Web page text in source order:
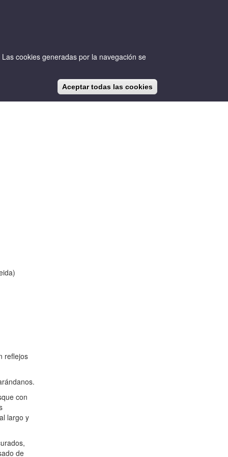
cookies generadas por la navegación se
Aceptar todas las cookies
BLOG CA ES EN
reflejos
con
largo y
de